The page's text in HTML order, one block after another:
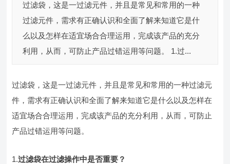
过滤袋，这是一过滤元件，并且是常见和常用的一种
过滤元件，需求有正确认识和全面了解来知道它是什
么以及怎样在适宜场合合理运用，完成该产品的充分
利用，从而，可防止产品过错运用等问题。 1.过...
过滤袋，这是一过滤元件，并且是常见和常用的一种过滤元
件，需求有正确认识和全面了解来知道它是什么以及怎样在
适宜场合合理运用，完成该产品的充分利用，从而，可防止
产品过错运用等问题。
1.过滤袋在过滤操作中是否重要？